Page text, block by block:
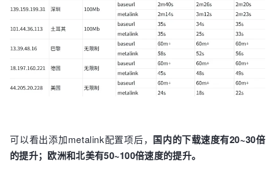
可以看出添加metalink配置项后， 国内的下载速度有20~30倍
的提升；欧洲和北美有50~100倍速度的提升。